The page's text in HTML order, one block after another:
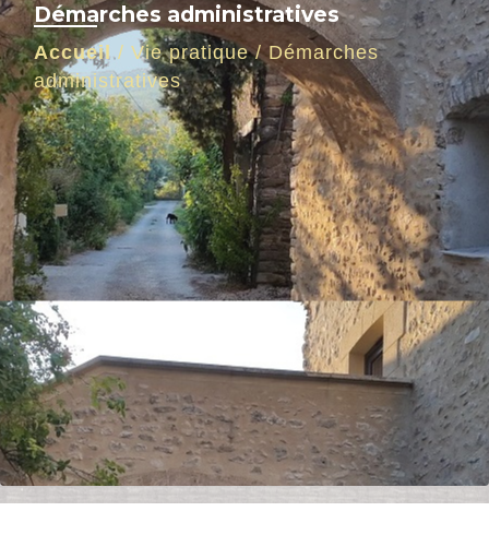
Démarches administratives
Accueil/ Vie pratique/Démarches
administratives